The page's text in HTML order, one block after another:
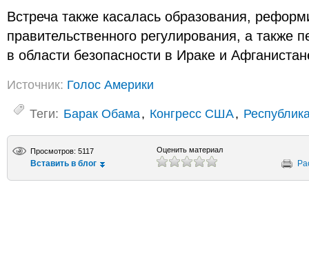
Встреча также касалась образования,
правительственного регулирования, а также
в области безопасности в Ираке и
Источник: Голос Америки
Теги: Барак Обама, Конгресс США,
Просмотров: 5117
Вставить в блог
Оценить материал